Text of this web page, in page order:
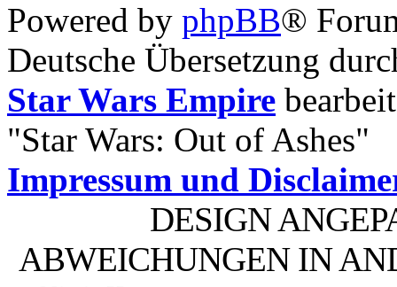
Powered by phpBB®
Deutsche Übersetzung
Star Wars Empire
"Star Wars: Out of Ashes"
Impressum und
DESIGN
ABWEICHUNGEN IN